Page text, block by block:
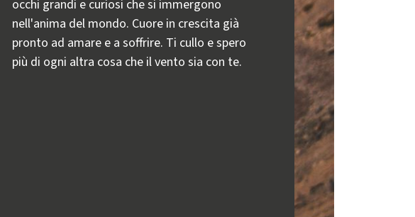
occhi grandi e curiosi che si immergono
nell'anima del mondo. Cuore in crescita già
pronto ad amare e a soffrire. Ti cullo e spero
più di ogni altra cosa che il vento sia con te.